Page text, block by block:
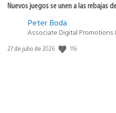
Nuevos juegos se unen a las rebajas
Peter Boda
Associate Digital Promotions
Fecha
27 de julio de 2026 116